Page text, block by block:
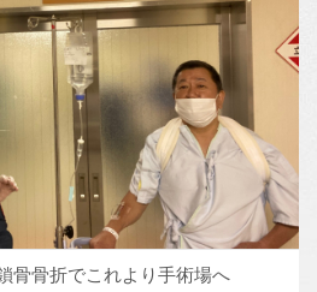
骨骨折でこれより手術場へ